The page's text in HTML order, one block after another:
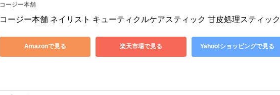
コージー本舗
コージー本舗 ネイリスト キューティクルケアスティック 甘皮処理スティック
Amazonで見る 楽天市場で見る Yahoo!ショッピングで見る